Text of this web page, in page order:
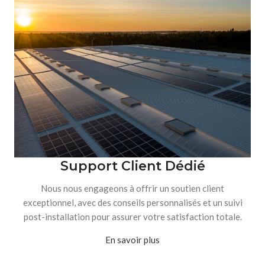
Support Client Dédié
Nous nous engageons à offrir un soutien client
exceptionnel, avec des conseils personnalisés et un suivi
post-installation pour assurer votre satisfaction totale.
En savoir plus